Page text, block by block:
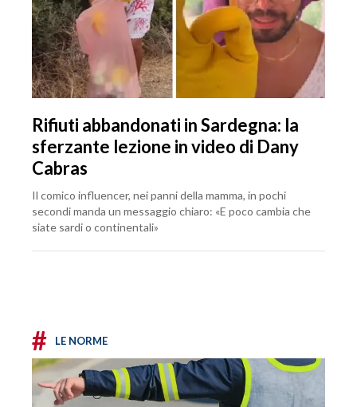
Rifiuti abbandonati in Sardegna: la
sferzante lezione in video di Dany
Cabras
Il comico influencer, nei panni della mamma, in pochi
secondi manda un messaggio chiaro: «E poco cambia che
siate sardi o continentali»
# LE NORME